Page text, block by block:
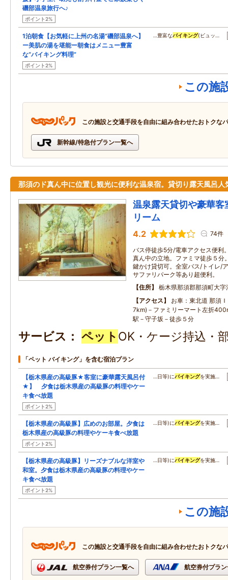
磯部温泉旅行へ♪
ポイント2%
1泊朝食【お気軽に上州の名湯”磯部温泉へ】
ー美肌の湯を堪能ー朝食はメニュー豊富
な“バイキング料理”
ポイント2%
…豊富なバイキング(ビュッ…
この施
この施設と交通手段を自由に組み合わせたおトクな
新幹線/特急付プラン一覧へ
那須のド真ん中に位置し観光に便利な温泉宿。貸切り露天風呂人
温泉露天貸切や豪華
リーム
4.2 74件
バス停徒歩5分/電車アクセス便利
真ん中の立地。ファミマ徒歩５分
鍵かけ貸切可。全室バス/トイレ/
サファリパーク等あり超便利。
住所
栃木県那須郡那須町大
アクセス
お車：東北道 那須
7km)－ファミリーマート左折
駅－守子坂－徒歩５分
サービス ペット OK・ケージ持込・
「ペット バイキング」を含む宿泊プラン
【栃木県産の高級豚★客室に豪華露天風呂付
★】 夕食は栃木県産の高級豚の料理やケー
キ食べ放題
ポイント2%
…日等)にバイキングを実施…
【栃木県産の高級豚】広めのお部屋。夕食は
栃木県産の高級豚の料理やケーキ食べ放題
ポイント2%
…日等)にバイキングを実施…
【栃木県産の高級豚】リーズナブルな洋室や
和室。夕食は栃木県産の高級豚の料理やケー
キ食べ放題
ポイント2%
…日等)にバイキングを実施…
この施
この施設と交通手段を自由に組み合わせたおトクな
航空券付プラン一覧へ 航空券付プラ